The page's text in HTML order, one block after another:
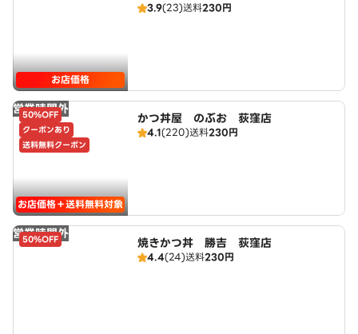
お店価格
3.9(23)送料230円
営業時間外
50%OFF
クーポンあり
送料無料クーポン
お店価格＋送料無料対象
かつ丼屋 のぶお 荻窪店
4.1(220)送料230円
営業時間外
50%OFF 焼きかつ丼 勝吉 荻窪店
4.4(24)送料230円